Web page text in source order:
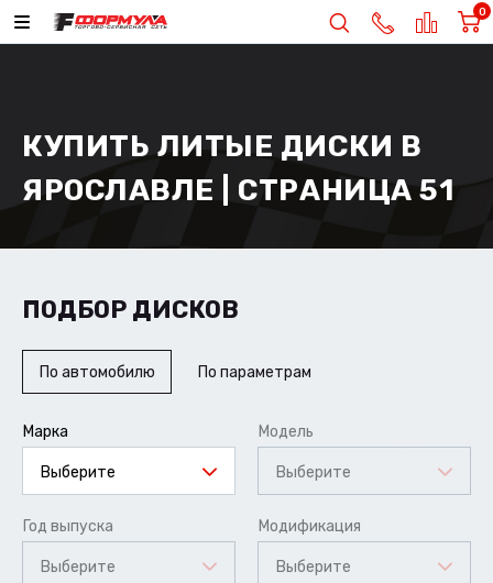
0
КУПИТЬ ЛИТЫЕ ДИСКИ В
ЯРОСЛАВЛЕ | СТРАНИЦА 51
ПОДБОР ДИСКОВ
По автомобилю По параметрам
Марка
Выберите
Модель
Выберите
Год выпуска
Выберите
Модификация
Выберите